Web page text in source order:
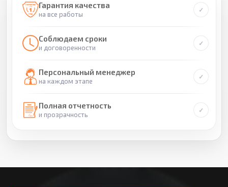
Гарантия качества
на все работы
Соблюдаем сроки
и договоренности
Персональный менеджер
на каждом этапе
Полная отчетность
и прозрачность